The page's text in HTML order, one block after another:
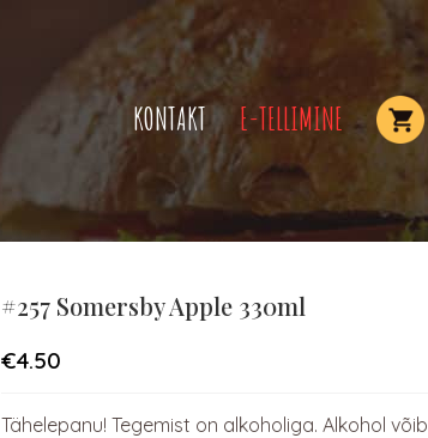
KONTAKT E-TELLIMINE
#257 Somersby Apple 330ml
€4.50
Tähelepanu! Tegemist on alkoholiga. Alkohol võib